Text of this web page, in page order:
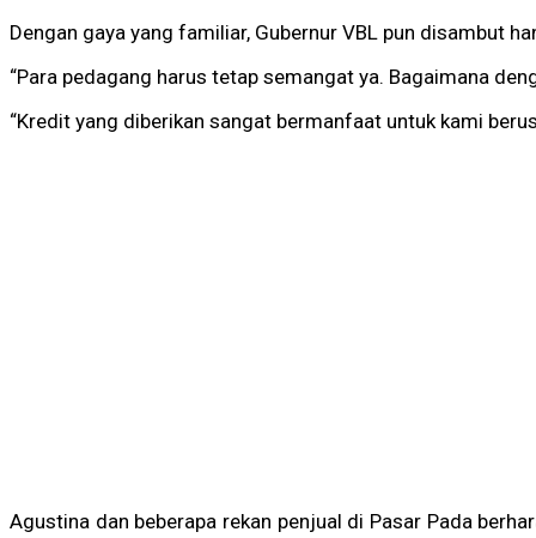
Dengan gaya yang familiar, Gubernur VBL pun disambut
“Para pedagang harus tetap semangat ya. Bagaimana
“Kredit yang diberikan sangat bermanfaat untuk kami
Agustina dan beberapa rekan penjual di Pasar Pada